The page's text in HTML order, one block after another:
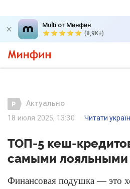
Multi от Минфин
(8,9K+)
Актуально
18 июля 2025, 13:30
Читати
ТОП-5 кеш-
самыми лояльными
Финансовая подушка — это